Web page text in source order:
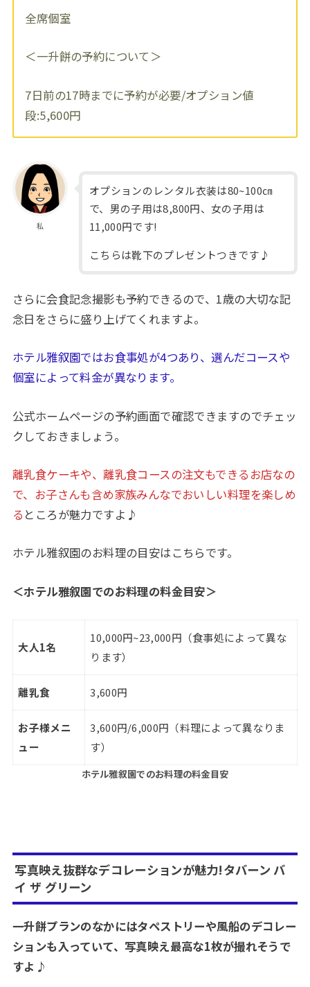
全席個室
＜一升餅の予約について＞
7日前の17時までに予約が必要/オプション値
段:5,600円
私
オプションのレンタル衣装は80~100㎝
で、男の子用は8,800円、女の子用は
11,000円です!
こちらは靴下のプレゼントつきです♪
さらに会食記念撮影も予約できるので、1歳の大切な記
念日をさらに盛り上げてくれますよ。
ホテル雅叙園ではお食事処が4つあり、選んだコースや
個室によって料金が異なります。
公式ホームページの予約画面で確認できますのでチェッ
クしておきましょう。
離乳食ケーキや、離乳食コースの注文もできるお店なの
で、お子さんも含め家族みんなでおいしい料理を楽しめ
る ところが魅力ですよ♪
ホテル雅叙園のお料理の目安はこちらです。
＜ホテル雅叙園でのお料理の料金目安＞
大人1名
10,000円~23,000円（食事処によって異な
ります）
離乳食 3,600円
お子様メニ
ュー
3,600円/6,000円（料理によって異なりま
す）
ホテル雅叙園でのお料理の料金目安
写真映え抜群なデコレーションが魅力!タバーン バ
イ ザ グリーン
一升餅プランのなかにはタペストリーや風船のデコレー
ションも入っていて、写真映え最高な1枚が撮れそうで
すよ♪